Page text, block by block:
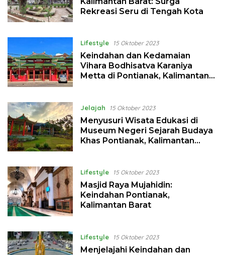
Rekreasi Seru di Tengah Kota
Lifestyle 15 Oktober 2023
Keindahan dan Kedamaian
Vihara Bodhisatva Karaniya
Metta di Pontianak, Kalimantan
Jelajah 15 Oktober 2023
Menyusuri Wisata Edukasi di
Museum Negeri Sejarah Budaya
Khas Pontianak, Kalimantan
Lifestyle 15 Oktober 2023
Masjid Raya Mujahidin:
Keindahan Pontianak,
Kalimantan Barat
Lifestyle 15 Oktober 2023
Menjelajahi Keindahan dan